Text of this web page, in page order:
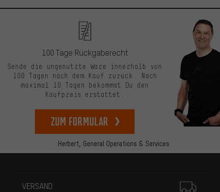
Herbert, General Operations & Services
100 Tage Rückgaberecht
Sende die ungenutzte Ware innerhalb von
100 Tagen nach dem Kauf zurück. Nach
maximal 10 Tagen bekommst Du den
Kaufpreis erstattet.
zum Formular
VERSAND